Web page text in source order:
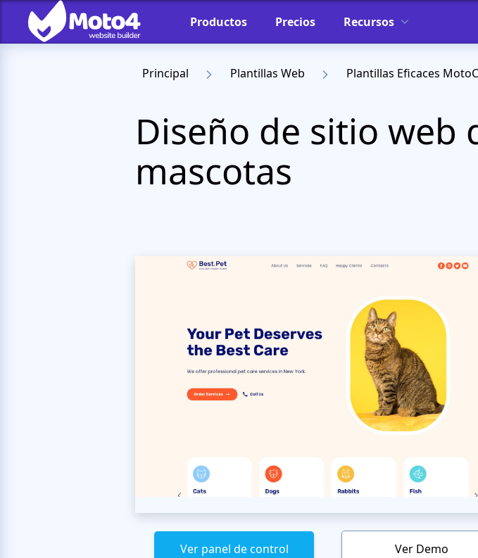
Productos Precios Recursos
Principal Plantillas Web Plantillas Eficaces
Diseño de sitio web
mascotas
Ver panel de control Ver Demo